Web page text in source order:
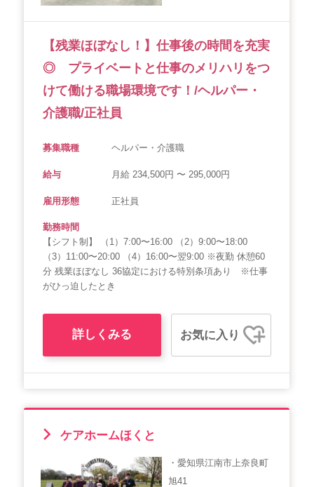
お知らせ 採用担当者様へ サイトマップ
【残業ほぼなし！】仕事後の時間を充実
◎ プライベートと仕事のメリハリをつ
けて働ける職場環境です！/ヘルパー・
介護職/正社員
募集職種 ヘルパー・介護職
給与 月給 234,500円 〜 295,000円
雇用形態 正社員
勤務時間
【シフト制】 （1）7:00〜16:00 （2）9:00〜18:00
（3）11:00〜20:00 （4）16:00〜翌9:00 ※夜勤 休憩60
分 残業ほぼなし 36協定における特別条項あり ※仕事
がひっ迫したとき
詳しくみる お気に入り
ケアホームほくと
・愛知県江南市上奈良町
旭41